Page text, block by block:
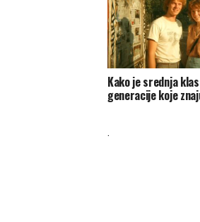
Kako je srednja
generacije koje
.